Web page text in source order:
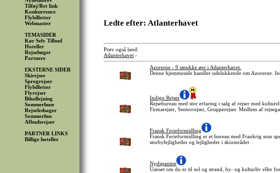
Tilføj/Ret link
Konkurrence
Flybilletter
Webmaster
TEMASIDER
Kør Selv Tilbud
Hoteller
Rejsebøger
Partnere
EKSTERNE SIDER
Skirejser
Sprogrejser
Flybilletter
Flyrejser
Biludlejning
Sommerhuse
Rejseledsager
Sommerhus
Afbudsrejser
PARTNER LINKS
Billige hoteller
Ledte efter: Atlanterhavet
Prøv også land:
Atlanterhavet -
Azorerne - 9 smukke øer i Atlanterhavet.
Denne hjemmeside handler udelukkende om Azorerne.
Indigo Rejser
Rejsebureau med stor erfaring i salg af rejser med
Firmarejser, Seniorrejser, Grupperejser. Medlem af
Fransk Ferieformidling
Fransk Ferieformidling er et bureau med Frankrig som
storbylejligheder og lejligheder i skiområder
Nydspanien
Uanset om du er til sol og strand, by- og kulturliv eller